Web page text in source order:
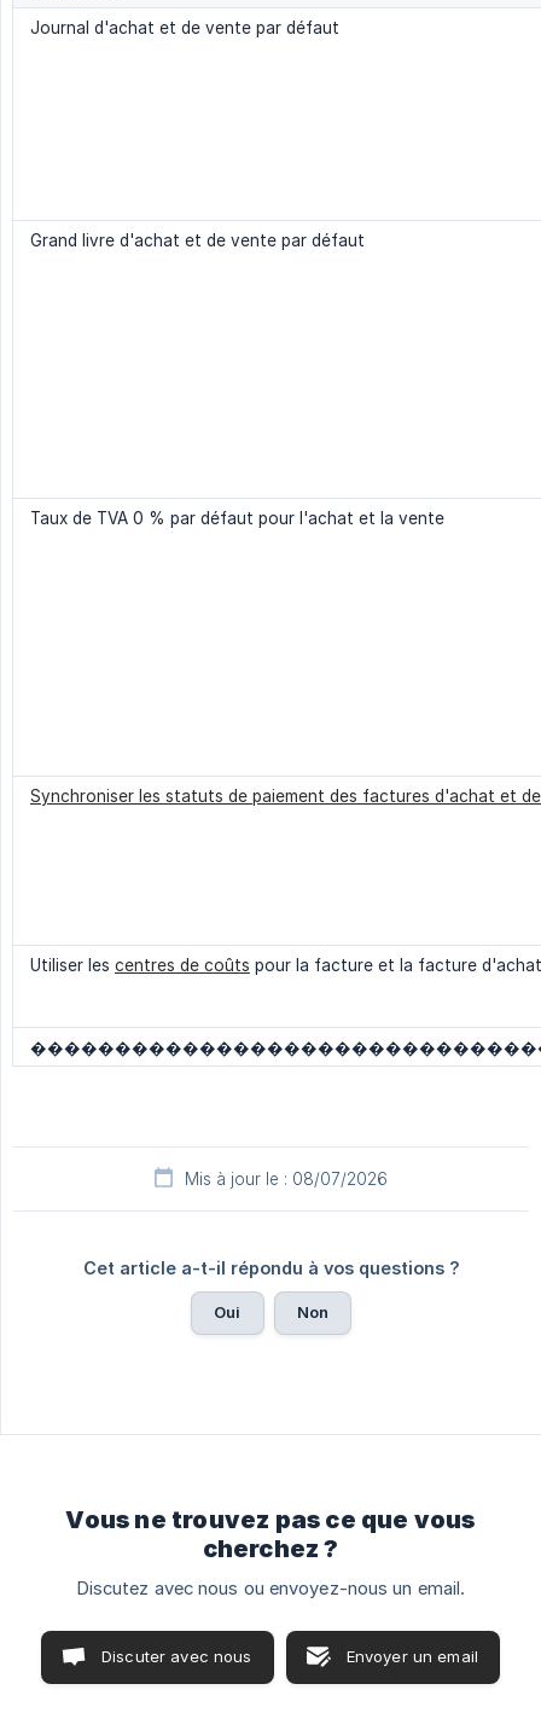
Journal d'achat et de vente par défaut
Grand livre d'achat et de vente par défaut
Taux de TVA 0 % par défaut pour l'achat et la vente
Synchroniser les statuts de paiement des factures d'achat et
Utiliser les centres de coûts pour la facture et la facture d'achat
Mis à jour le : 08/07/2026
Cet article a-t-il répondu à vos questions ?
Oui Non
Vous ne trouvez pas ce que vous
cherchez ?
Discutez avec nous ou envoyez-nous un email.
Discuter avec nous Envoyer un email